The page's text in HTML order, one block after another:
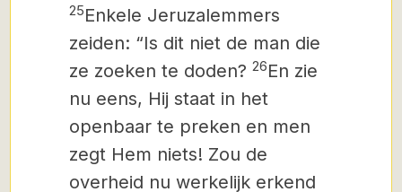
25Enkele Jeruzalemmers
zeiden: “Is dit niet de man die
ze zoeken te doden? 26En zie
nu eens, Hij staat in het
openbaar te preken en men
zegt Hem niets! Zou de
overheid nu werkelijk erkend